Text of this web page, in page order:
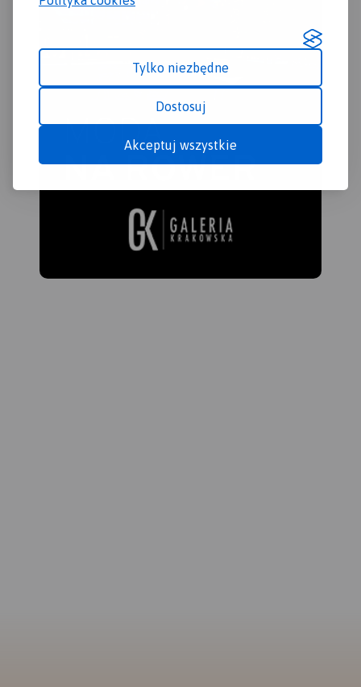
Tylko niezbędne
Dostosuj
Akceptuj wszystkie